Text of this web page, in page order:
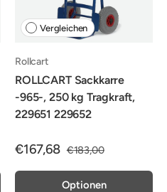
Vergleichen
Rollcart
ROLLCART Sackkarre
-965-, 250 kg Tragkraft,
229651 229652
€167,68 €183,00
Optionen